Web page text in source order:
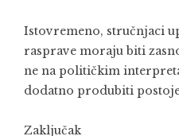
Istovremeno, stručnjaci
rasprave moraju biti
ne na političkim
dodatno produbiti
Zaključak